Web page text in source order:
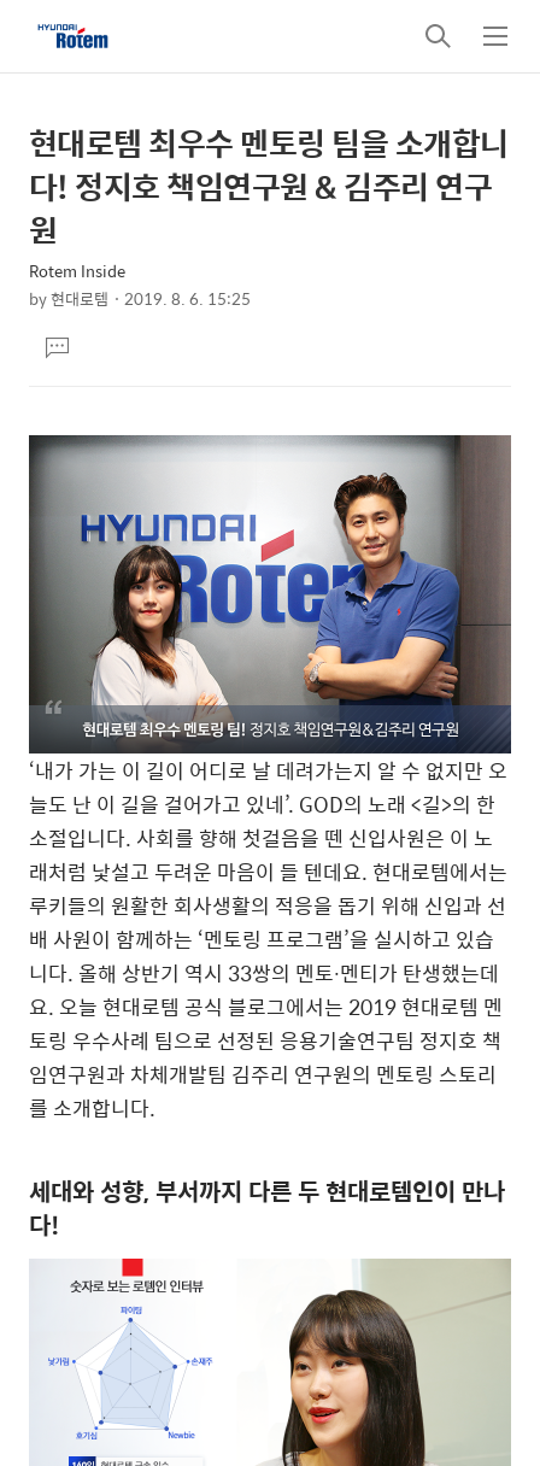
검
색
메
뉴
상
세
컨
텐
츠
본
문
제
목
현대로템 최우수 멘토링 팀을 소개합니
다! 정지호 책임연구원 & 김주리 연구
원
Rotem Inside
by현대로템 2019. 8. 6. 15:25
문댓
글
‘내가 가는 이 길이 어디로 날 데려가는지 알 수 없지만 오
늘도 난 이 길을 걸어가고 있네’. GOD의 노래 <길>의 한
소절입니다. 사회를 향해 첫걸음을 뗀 신입사원은 이 노
래처럼 낯설고 두려운 마음이 들 텐데요. 현대로템에서는
루키들의 원활한 회사생활의 적응을 돕기 위해 신입과 선
배 사원이 함께하는 ‘멘토링 프로그램’을 실시하고 있습
니다. 올해 상반기 역시 33쌍의 멘토∙멘티가 탄생했는데
요. 오늘 현대로템 공식 블로그에서는 2019 현대로템 멘
토링 우수사례 팀으로 선정된 응용기술연구팀 정지호 책
임연구원과 차체개발팀 김주리 연구원의 멘토링 스토리
를 소개합니다.
세대와 성향, 부서까지 다른 두 현대로템인이 만나
다!